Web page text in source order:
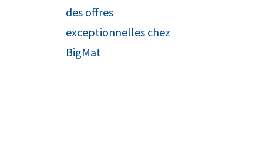
des offres
exceptionnelles chez
BigMat